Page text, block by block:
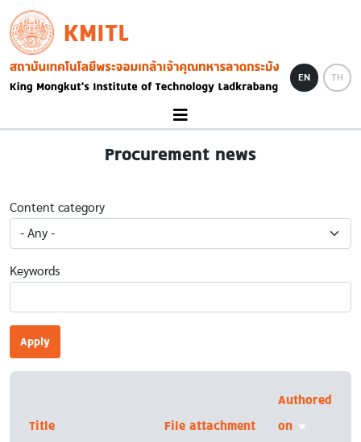
Skip to main content
KMITL
Image
EN TH
Procurement news
Content category
Keywords
Apply
Title File attachment
Authored
on Sort